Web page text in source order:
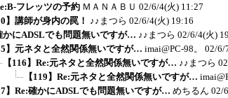
フレッツの予約 ＭＡＮＡＢＵ 02/6/4(火) 11:27
】講師が身内の罠！ ♪♪まつら 02/6/4(火) 19:16
かにADSLでも問題無いですが… ♪♪まつら 02/6/4(火)
】元ネタと全然関係無いですが… imai@PC-98。 02/6/
【116】Re:元ネタと全然関係無いですが… ♪♪まつら
【119】Re:元ネタと全然関係無いですが…
】Re:確かにADSLでも問題無いですが… めちるん 02/